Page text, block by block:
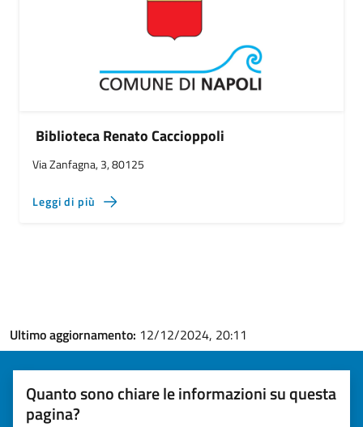
Biblioteca Renato Caccioppoli
Via Zanfagna, 3, 80125
Leggi di più
Ultimo aggiornamento: 12/12/2024, 20:11
Quanto sono chiare le informazioni su questa
pagina?